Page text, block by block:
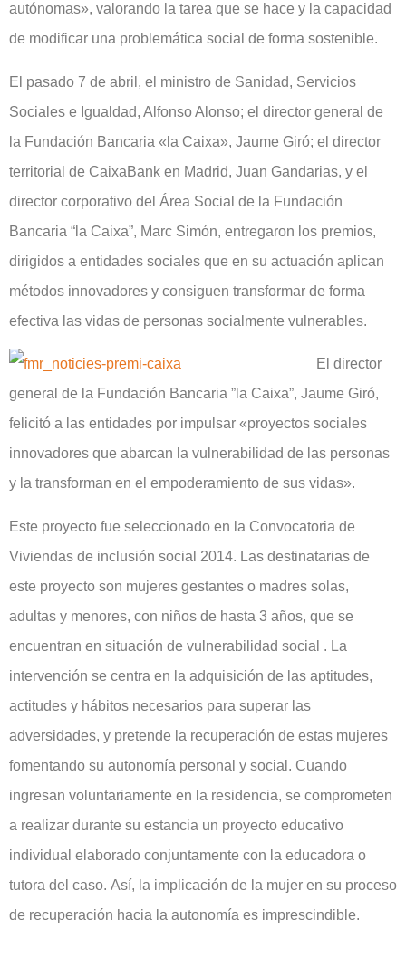
autónomas», valorando la tarea que se hace y la capacidad
de modificar una problemática social de forma sostenible.
El pasado 7 de abril, el ministro de Sanidad, Servicios
Sociales e Igualdad, Alfonso Alonso; el director general de
la Fundación Bancaria «la Caixa», Jaume Giró; el director
territorial de CaixaBank en Madrid, Juan Gandarias, y el
director corporativo del Área Social de la Fundación
Bancaria “la Caixa”, Marc Simón, entregaron los premios,
dirigidos a entidades sociales que en su actuación aplican
métodos innovadores y consiguen transformar de forma
efectiva las vidas de personas socialmente vulnerables.
El director
general de la Fundación Bancaria ”la Caixa”, Jaume Giró,
felicitó a las entidades por impulsar «proyectos sociales
innovadores que abarcan la vulnerabilidad de las personas
y la transforman en el empoderamiento de sus vidas».
Este proyecto fue seleccionado en la Convocatoria de
Viviendas de inclusión social 2014. Las destinatarias de
este proyecto son mujeres gestantes o madres solas,
adultas y menores, con niños de hasta 3 años, que se
encuentran en situación de vulnerabilidad social . La
intervención se centra en la adquisición de las aptitudes,
actitudes y hábitos necesarios para superar las
adversidades, y pretende la recuperación de estas mujeres
fomentando su autonomía personal y social. Cuando
ingresan voluntariamente en la residencia, se comprometen
a realizar durante su estancia un proyecto educativo
individual elaborado conjuntamente con la educadora o
tutora del caso. Así, la implicación de la mujer en su proceso
de recuperación hacia la autonomía es imprescindible.